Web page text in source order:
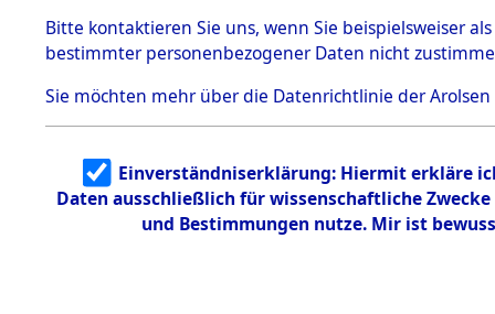
5.3.1 Alliierte
Erhebungen
zu
Todesmärsch
en
5.3.2
Identifizierun
g
5.3.3
Todesmärsch
Bitte kontaktieren Sie uns, wenn Sie beispielsweiser
bestimmter personenbezogener Daten nicht
Sie möchten mehr über die Datenrichtlinie der Arolsen
Einverständniserklärung: Hiermit erkläre
Daten ausschließlich für wissenschaftliche
und Bestimmungen nutze. Mir ist